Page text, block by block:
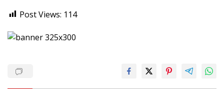
Post Views: 114